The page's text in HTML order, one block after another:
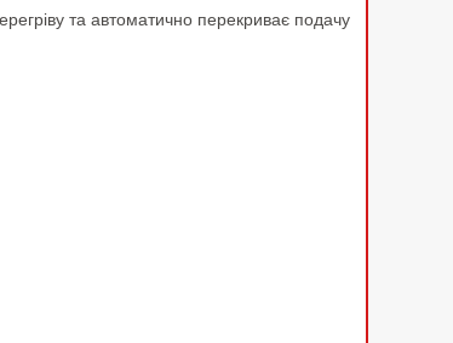
та автоматично перекриває подачу